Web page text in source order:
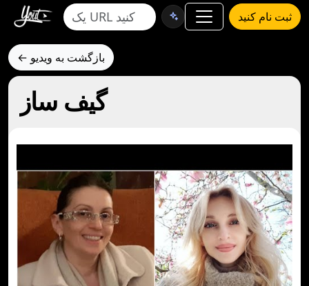
ثبت نام کنید
← بازگشت به ویدیو
گیف ساز